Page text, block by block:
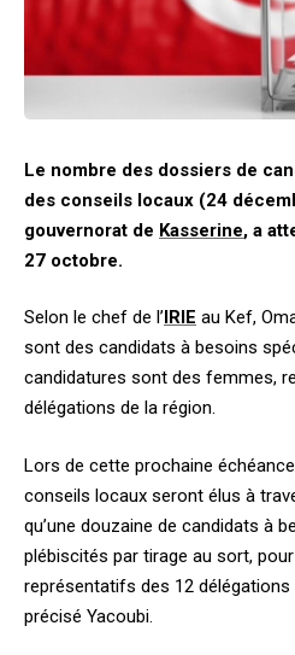
Le nombre des dossiers de
des conseils locaux (24
gouvernorat de Kasserine, a
27 octobre.
Selon le chef de l’IRIE au Kef,
sont des candidats à besoins
candidatures sont des femmes,
délégations de la région.
Lors de cette prochaine
conseils locaux seront élus à
qu’une douzaine de candidats à
plébiscités par tirage au sort,
représentatifs des 12
précisé Yacoubi.